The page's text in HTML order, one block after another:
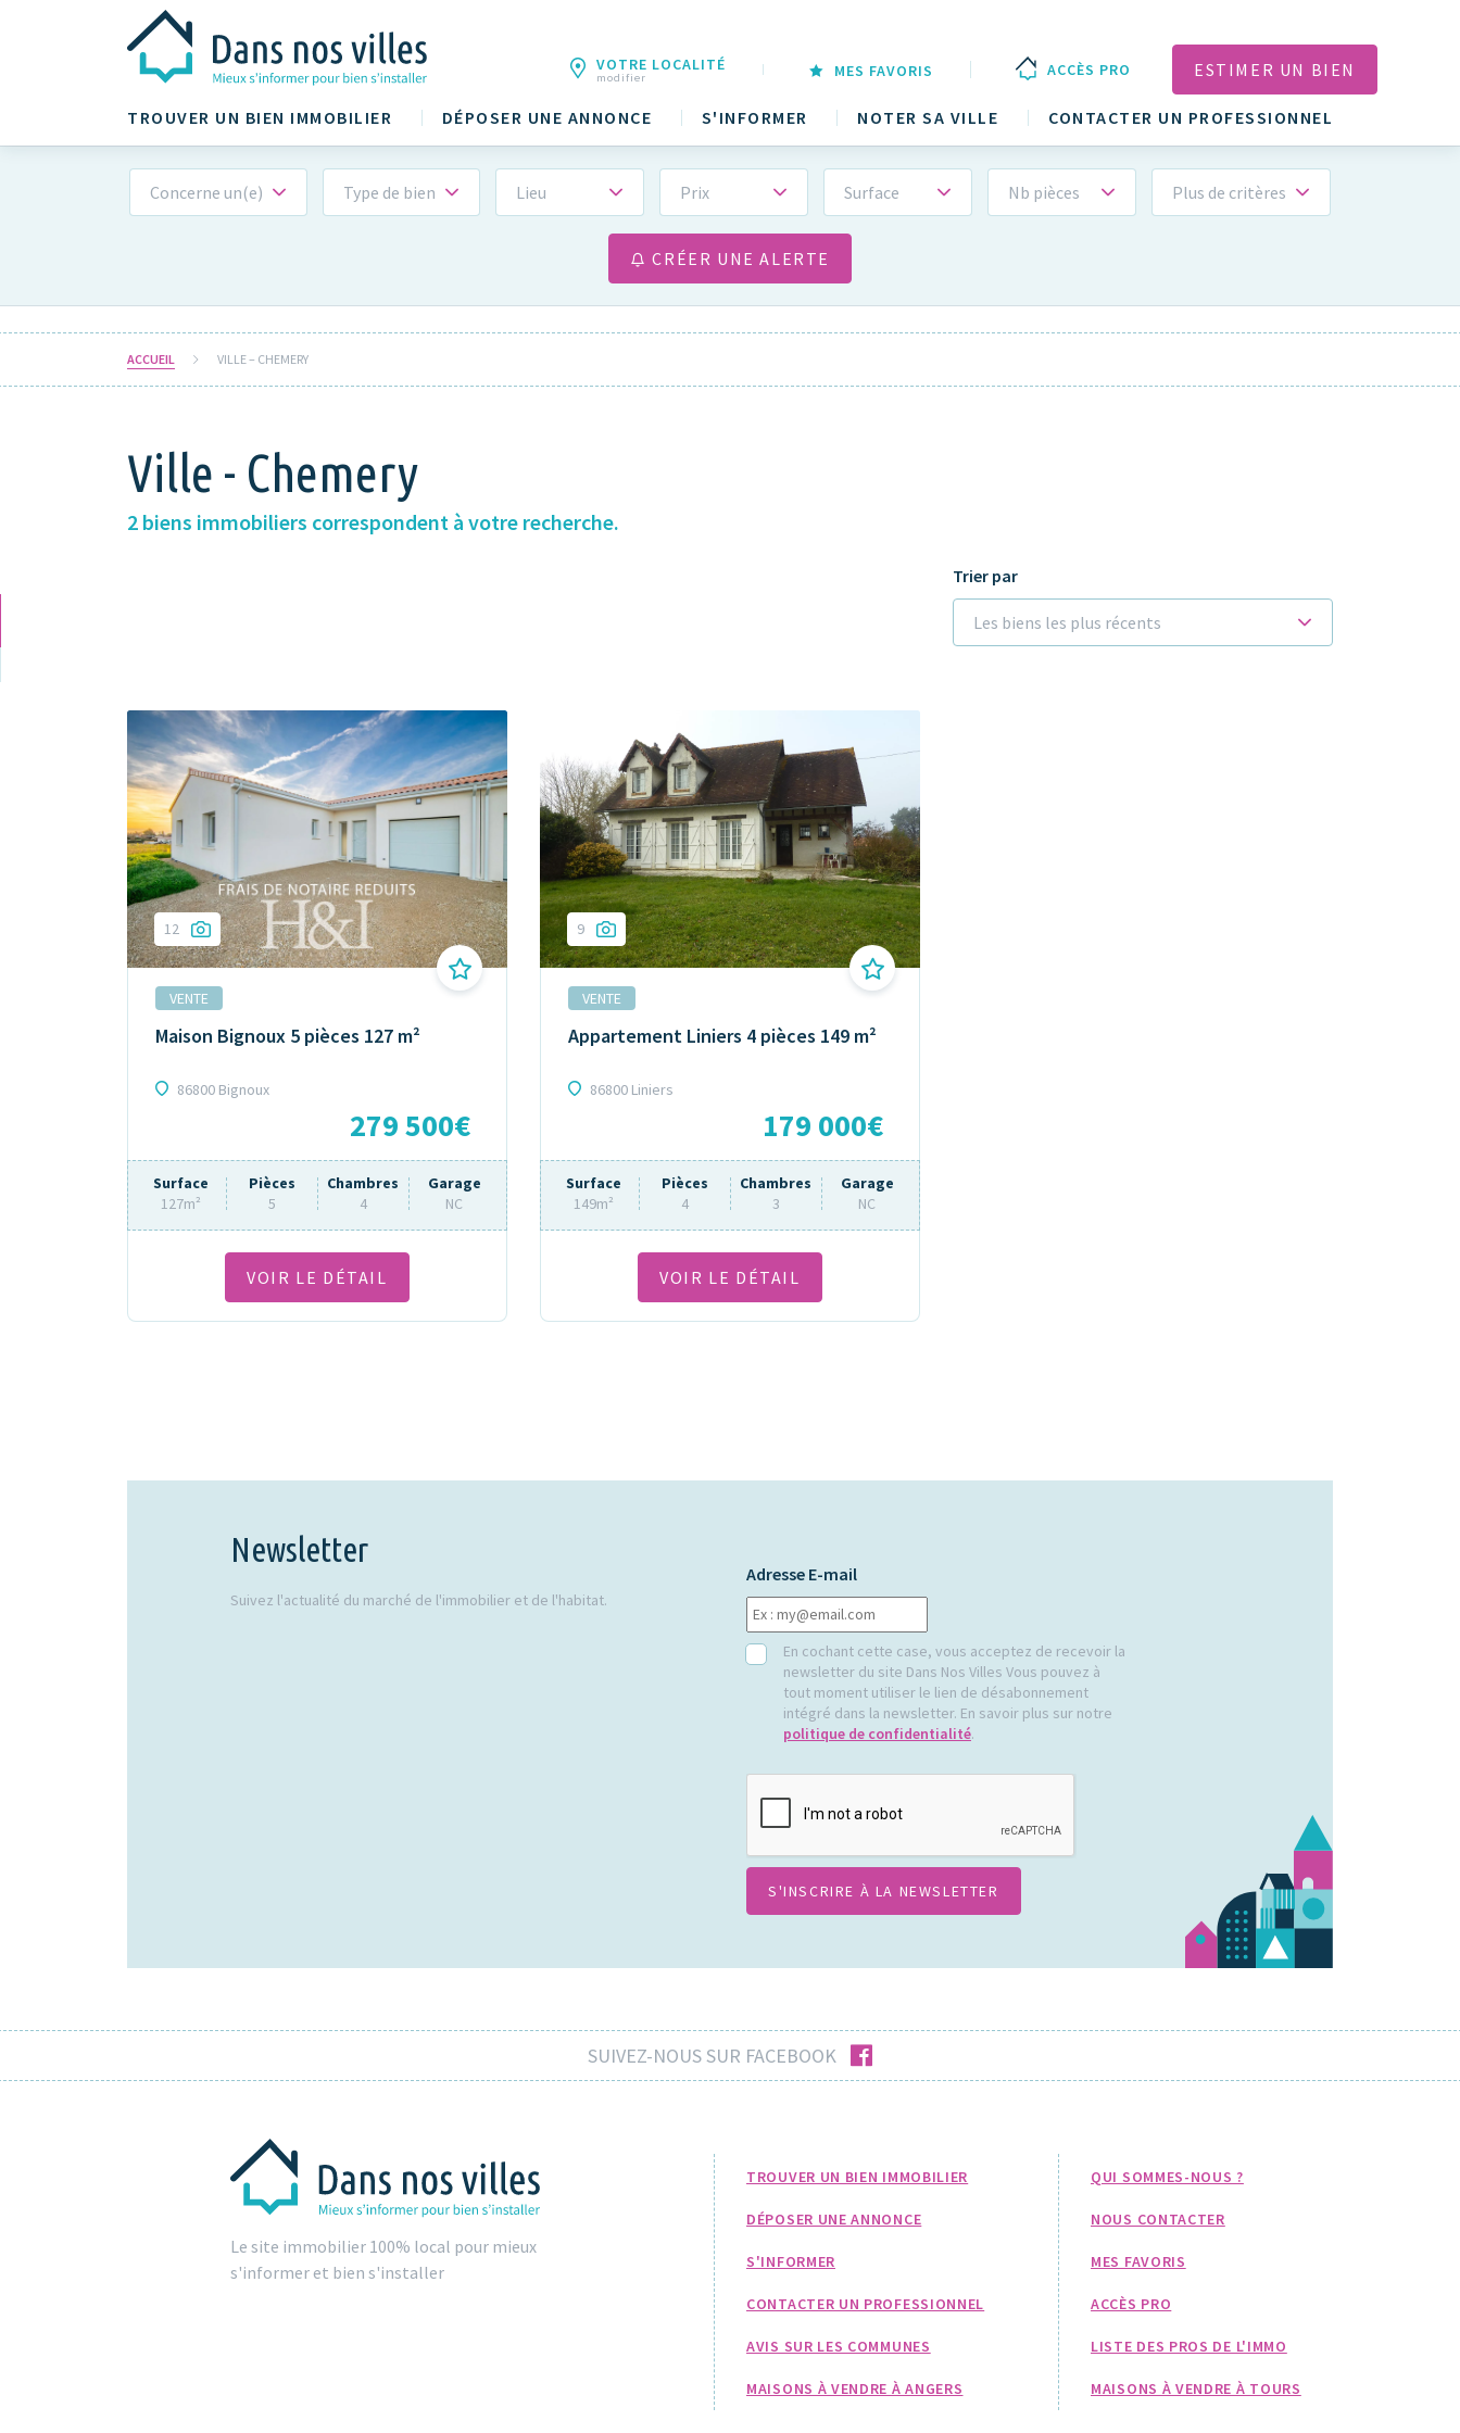
TROUVER UN BIEN IMMOBILIER DÉPOSER UNE ANNONCE S'INFORMER NOTER SA VILLE CONTACTER UN PROFESSIONNEL
VOTRE LOCALITÉ
modifier MES FAVORIS ACCÈS PRO ESTIMER UN BIEN
Concerne un(e) Type de bien Lieu Prix Surface Nb pièces Plus de critères
CRÉER UNE ALERTE
ACCUEIL VILLE – CHEMERY
Ville - Chemery
2 biens immobiliers correspondent à votre recherche.
Trier par
Les biens les plus récents
12
VENTE
Maison Bignoux 5 pièces 127 m²
86800 Bignoux
279 500€
Surface
127m²
Pièces
5
Chambres
4
Garage
NC
VOIR LE DÉTAIL
9
VENTE
Appartement Liniers 4 pièces 149 m²
86800 Liniers
179 000€
Surface
149m²
Pièces
4
Chambres
3
Garage
NC
VOIR LE DÉTAIL
Newsletter
Suivez l'actualité du marché de l'immobilier et de l'habitat.
Adresse E-mail
RGPDEn cochant cette case, vous acceptez de recevoir la
newsletter du site Dans Nos Villes Vous pouvez à
tout moment utiliser le lien de désabonnement
intégré dans la newsletter. En savoir plus sur notre
politique de confidentialité.
SUIVEZ-NOUS SUR FACEBOOK facebook
Le site immobilier 100% local pour mieux
s'informer et bien s'installer
TROUVER UN BIEN IMMOBILIER
DÉPOSER UNE ANNONCE
S'INFORMER
CONTACTER UN PROFESSIONNEL
AVIS SUR LES COMMUNES
MAISONS À VENDRE À ANGERS
QUI SOMMES-NOUS ?
NOUS CONTACTER
MES FAVORIS
ACCÈS PRO
LISTE DES PROS DE L'IMMO
MAISONS À VENDRE À TOURS